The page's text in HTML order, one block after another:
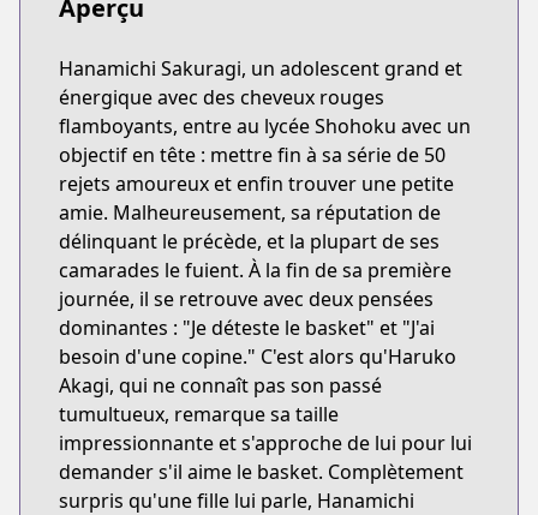
Aperçu
Hanamichi Sakuragi, un adolescent grand et
énergique avec des cheveux rouges
flamboyants, entre au lycée Shohoku avec un
objectif en tête : mettre fin à sa série de 50
rejets amoureux et enfin trouver une petite
amie. Malheureusement, sa réputation de
délinquant le précède, et la plupart de ses
camarades le fuient. À la fin de sa première
journée, il se retrouve avec deux pensées
dominantes : "Je déteste le basket" et "J'ai
besoin d'une copine." C'est alors qu'Haruko
Akagi, qui ne connaît pas son passé
tumultueux, remarque sa taille
impressionnante et s'approche de lui pour lui
demander s'il aime le basket. Complètement
surpris qu'une fille lui parle, Hanamichi